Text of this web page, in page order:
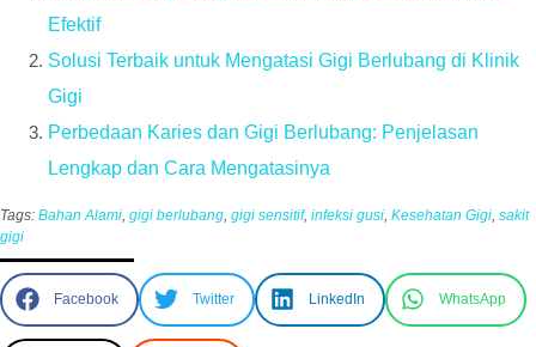
Efektif
Solusi Terbaik untuk Mengatasi Gigi Berlubang di Klinik
Gigi
Perbedaan Karies dan Gigi Berlubang: Penjelasan
Lengkap dan Cara Mengatasinya
Tags: Bahan Alami, gigi berlubang, gigi sensitif, infeksi gusi, Kesehatan Gigi, sakit
gigi
Facebook Twitter LinkedIn WhatsApp